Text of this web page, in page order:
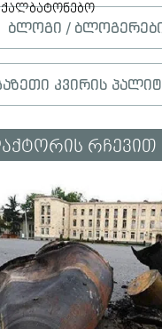
ქალბატონებო
ბლოგი /
კვირის
რჩევით